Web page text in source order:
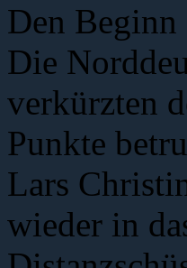
Den Beginn
Die
verkürzten
Punkte
Lars
wieder in